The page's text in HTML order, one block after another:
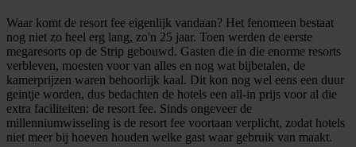
Waar komt de resort fee eigenlijk vandaan? Het fenomeen bestaat
nog niet zo heel erg lang, zo'n 25 jaar. Toen werden de eerste
megaresorts op de Strip gebouwd. Gasten die in die enorme resorts
verbleven, moesten voor van alles en nog wat bijbetalen, de
kamerprijzen waren behoorlijk kaal. Dit kon nog wel eens een duur
geintje worden, dus bedachten de hotels een all-in prijs voor al die
extra faciliteiten: de resort fee. Sinds ongeveer de
millenniumwisseling is de resort fee voortaan verplicht, zodat hotels
niet meer bij hoeven houden welke gast waar gebruik van maakt.